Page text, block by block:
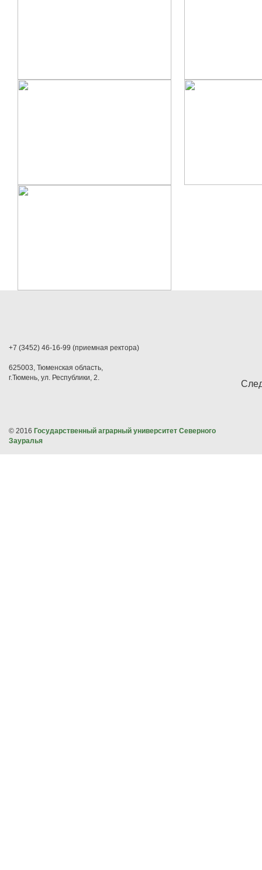
+7 (3452) 46-16-99 (приемная ректора)
625003, Тюменская область,
г.Тюмень, ул. Республики, 2.
© 2016 Государственный аграрный университет Северного
Зауралья